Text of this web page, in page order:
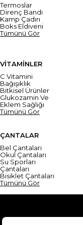
Termoslar
Direnç Bandı
Kamp Çadırı
Boks Eldiveni
Tümünü Gör
VİTAMİNLER
C Vitamini
Bağışıklık
Bitkisel Ürünler
Glukozamin Ve
Eklem Sağlığı
Tümünü Gör
ÇANTALAR
Bel Çantaları
Okul Çantaları
Su Sporları
Çantaları
Bisiklet Çantaları
Tümünü Gör